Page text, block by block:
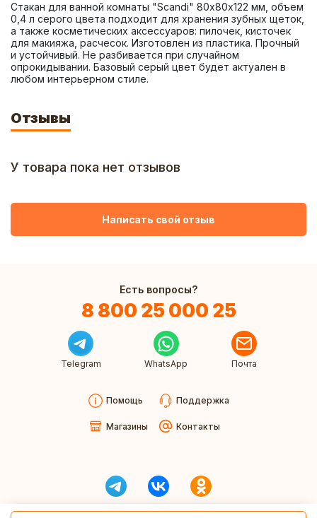
Стакан для ванной комнаты "Scandi" 80х80х122 мм, объем
0,4 л серого цвета подходит для хранения зубных щеток,
а также косметических аксессуаров: пилочек, кисточек
для макияжа, расчесок. Изготовлен из пластика. Прочный
и устойчивый. Не разбивается при случайном
опрокидывании. Базовый серый цвет будет актуален в
любом интерьерном стиле.
Отзывы
У товара пока нет отзывов
Написать свой отзыв
Есть вопросы?
8 800 25 000 25
Telegram WhatsApp Почта
Помощь Поддержка
Магазины Контакты